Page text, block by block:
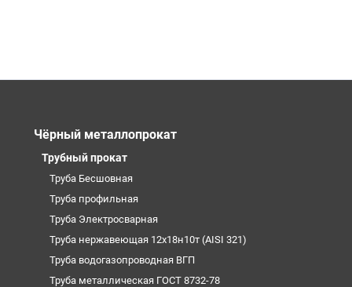
Чёрный металлопрокат
Трубный прокат
Труба Бесшовная
Труба профильная
Труба Электросварная
Труба нержавеющая 12х18н10т (AISI 321)
Труба водогазопроводная ВГП
Труба металлическая ГОСТ 8732-78